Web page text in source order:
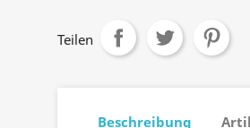
Teilen
Beschreibung